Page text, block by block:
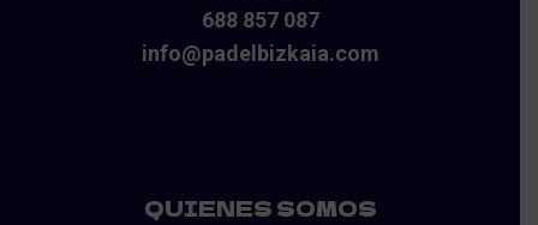
688 857 087
info@padelbizkaia.com
QUIENES SOMOS